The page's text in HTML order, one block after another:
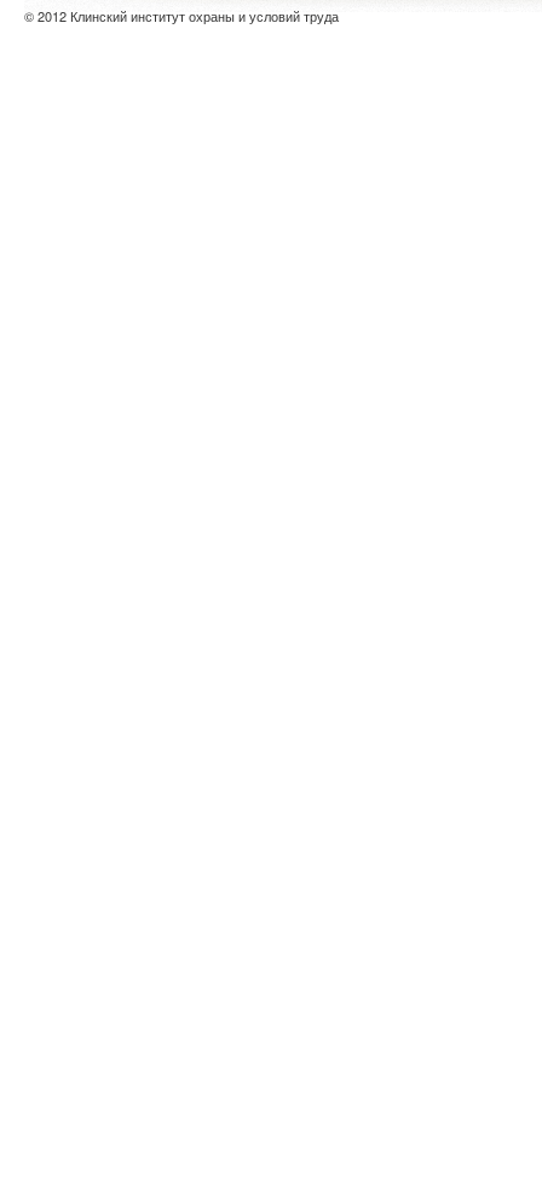
© 2012 Клинский институт охраны и условий труда